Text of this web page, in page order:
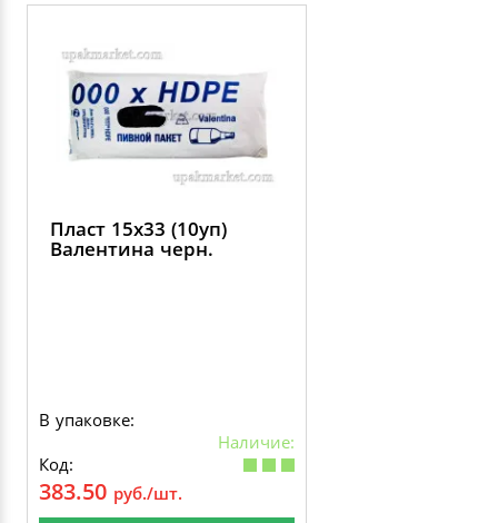
Пласт 15х33 (10уп)
Валентина черн.
В упаковке:
Наличие:
Код:
383.50 руб./шт.